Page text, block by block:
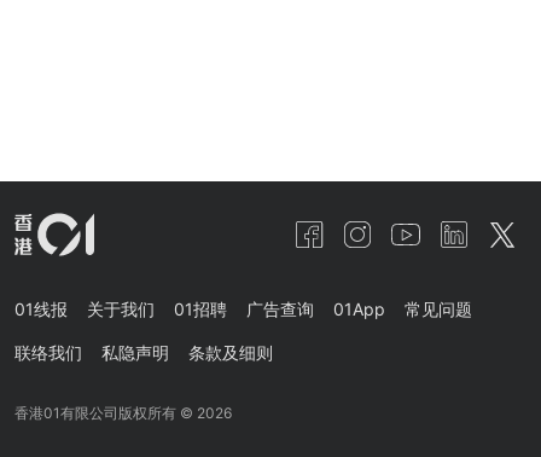
01线报 关于我们 01招聘 广告查询 01App 常见问题
联络我们 私隐声明 条款及细则
香港01有限公司版权所有 © 2026